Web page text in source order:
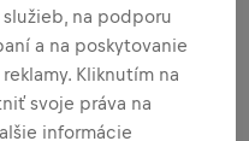
PRISPIEŤ
príspevku putuje
na podporu
a na poskytovanie
Kliknutím na
svoje práva na
informácie